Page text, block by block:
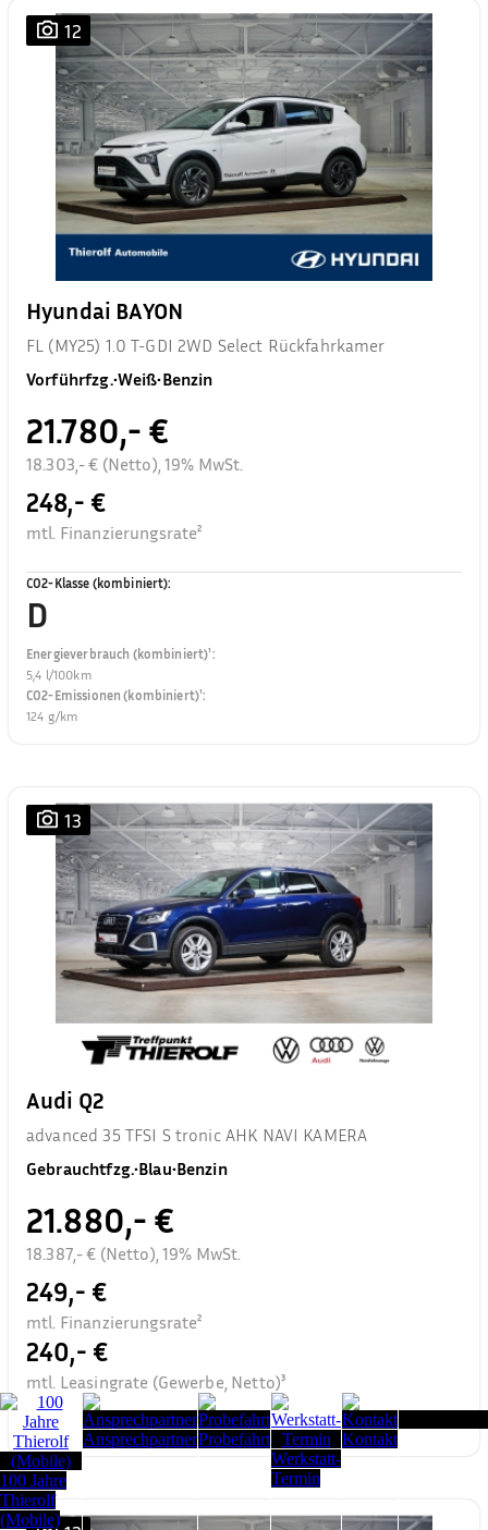
12
Hyundai BAYON
FL (MY25) 1.0 T-GDI 2WD Select Rückfahrkamer
Vorführfzg.•Weiß•Benzin
21.780,- €
18.303,- € (Netto), 19% MwSt.
248,- €
mtl. Finanzierungsrate²
CO2-Klasse (kombiniert):
D
Energieverbrauch (kombiniert)¹:
5,4 l/100km
CO2-Emissionen (kombiniert)¹:
124 g/km
13
Audi Q2
advanced 35 TFSI S tronic AHK NAVI KAMERA
Gebrauchtfzg.•Blau•Benzin
21.880,- €
18.387,- € (Netto), 19% MwSt.
249,- €
mtl. Finanzierungsrate²
240,- €
mtl. Leasingrate (Gewerbe, Netto)³
100 Jahre
Thierolf
(Mobile)
AnsprechpartnerProbefahrt
Werkstatt-
Termin
Kontakt